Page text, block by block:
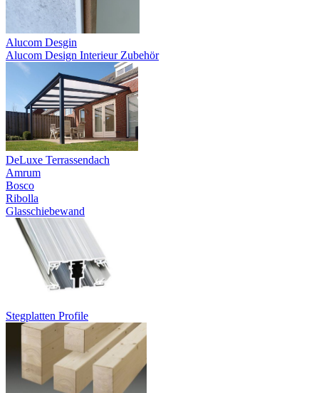
Alucom Desgin
Alucom Design Interieur Zubehör
DeLuxe Terrassendach
Amrum
Bosco
Ribolla
Glasschiebewand
Stegplatten Profile